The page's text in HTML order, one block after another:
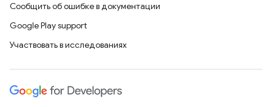
Сообщить об ошибке в документации
Google Play support
Участвовать в исследованиях